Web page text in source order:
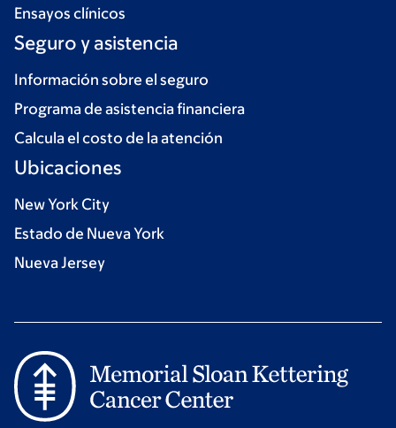
Ensayos clínicos
Seguro y asistencia
Información sobre el seguro
Programa de asistencia financiera
Calcula el costo de la atención
Ubicaciones
New York City
Estado de Nueva York
Nueva Jersey